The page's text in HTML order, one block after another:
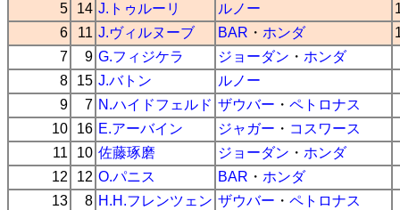
5 14 J.トゥルーリ ルノー
6
11 J.ヴィルヌーブ BAR ・ ホンダ
7
9 G.フィジケラ ジョーダン ・ ホンダ
8
15 J.バトン
ルノー
9
7 N.ハイドフェルド ザウバー ・ ペトロナス
10
16 E.アーバイン ジャガー ・ コスワース
11
10 佐藤琢磨 ジョーダン ・ ホンダ
12
12 O.パニス BAR ・ ホンダ
13
8 H.H.フレンツェン ザウバー ・ ペトロナス